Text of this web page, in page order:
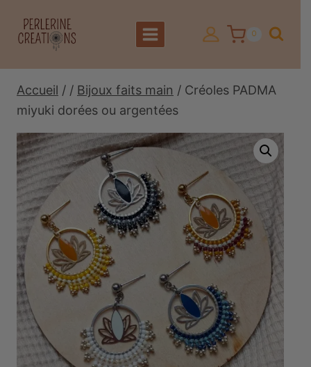
contenu
0
Accueil / / Bijoux faits main / Créoles PADMA
miyuki dorées ou argentées